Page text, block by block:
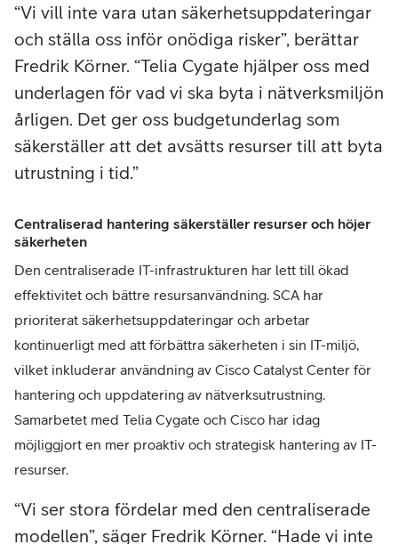
Vi vill inte vara utan säkerhetsuppdateringar
och ställa oss inför onödiga risker”, berättar
Fredrik Körner. “Telia Cygate hjälper oss med
underlagen för vad vi ska byta i nätverksmiljön
årligen. Det ger oss budgetunderlag som
säkerställer att det avsätts resurser till att byta
utrustning i tid.
Centraliserad hantering säkerställer resurser och höjer
säkerheten
Den centraliserade IT-infrastrukturen har lett till ökad
effektivitet och bättre resursanvändning. SCA har
prioriterat säkerhetsuppdateringar och arbetar
kontinuerligt med att förbättra säkerheten i sin IT-miljö,
vilket inkluderar användning av Cisco Catalyst Center för
hantering och uppdatering av nätverksutrustning.
Samarbetet med Telia Cygate och Cisco har idag
möjliggjort en mer proaktiv och strategisk hantering av IT-
resurser.
Vi ser stora fördelar med den centraliserade
modellen”, säger Fredrik Körner. “Hade vi inte